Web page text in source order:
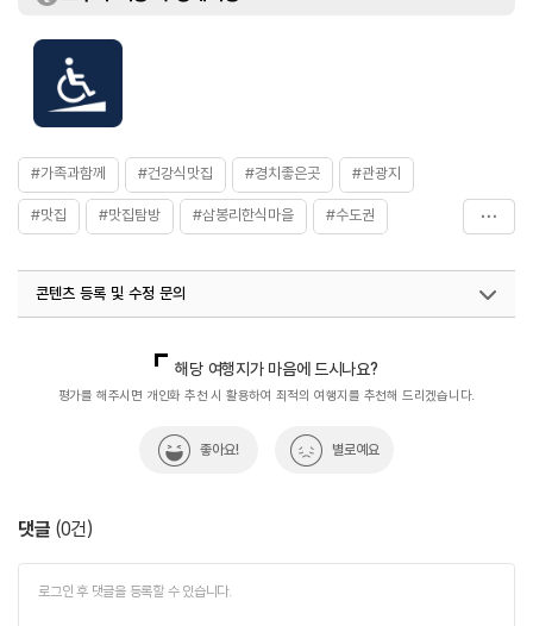
#가족과함께 #건강식맛집 #경치좋은곳 #관광지
#맛집 #맛집탐방 #삼봉리한식마을 #수도권
#한식 #향토음식
콘텐츠 등록 및 수정 문의
열린관광콘텐츠팀(열린관광-모두의여행)
033-738-3425
해당 여행지가 마음에 드시나요?
평가를 해주시면 개인화 추천 시 활용하여 최적의 여행지를 추천해 드리겠습니다.
좋아요! 별로예요
댓글 (0건)